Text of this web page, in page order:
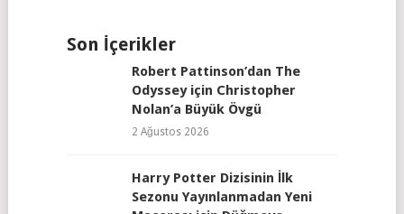
Son İçerikler
Robert Pattinson’dan The
Odyssey için Christopher
Nolan’a Büyük Övgü
2 Ağustos 2026
Harry Potter Dizisinin İlk
Sezonu Yayınlanmadan Yeni